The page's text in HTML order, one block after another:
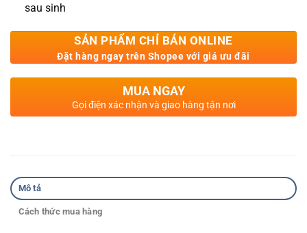
sau sinh
SẢN PHẨM CHỈ BÁN ONLINE
Đặt hàng ngay trên Shopee với giá ưu đãi
MUA NGAY
Gọi điện xác nhận và giao hàng tận nơi
Mô tả
Cách thức mua hàng